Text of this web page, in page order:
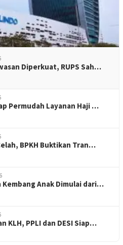
Diperkuat, RUPS Sah…
Permudah Layanan Haji …
BPKH Buktikan Tran…
Kembang Anak Dimulai dari…
KLH, PPLI dan DESI Siap…